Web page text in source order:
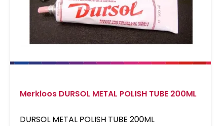
Merkloos DURSOL METAL POLISH TUBE 200ML
DURSOL METAL POLISH TUBE 200ML